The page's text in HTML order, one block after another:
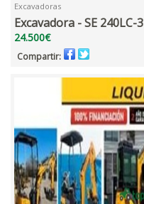
Excavadoras
Excavadora - SE 240LC-3
24.500€
Compartir: